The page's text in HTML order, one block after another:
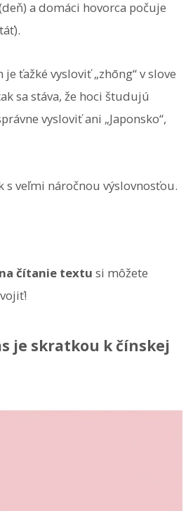
a domáci hovorca počuje
ťažké vysloviť „zhōng“ v slove
sa stáva, že hoci študujú
vysloviť ani „Japonsko“,
s veľmi náročnou výslovnosťou.
čítanie textu si môžete
je skratkou k čínskej